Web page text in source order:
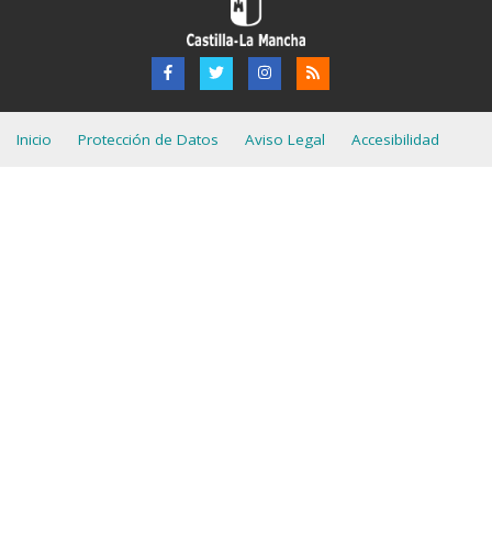
Inicio Protección de Datos Aviso Legal Accesibilidad